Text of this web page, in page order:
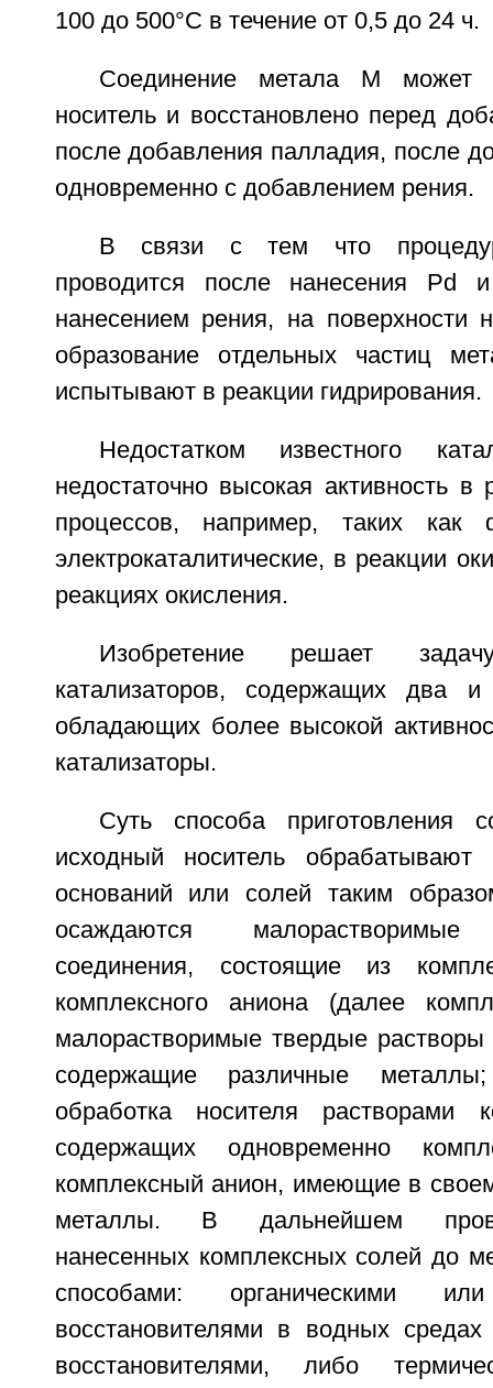
100 до 500°С в течение от 0,5 до 24 ч.
Соединение метала М может
носитель и восстановлено перед
после добавления палладия, после
одновременно с добавлением рения.
В связи с тем что
проводится после нанесения Pd
нанесением рения, на поверхности
образование отдельных частиц
испытывают в реакции гидрирования.
Недостатком известного
недостаточно высокая активность в
процессов, например, таких как
электрокаталитические, в реакции
реакциях окисления.
Изобретение решает
катализаторов, содержащих два
обладающих более высокой
катализаторы.
Суть способа приготовления
исходный носитель обрабатывают
оснований или солей таким
осаждаются малорастворимые
соединения, состоящие из
комплексного аниона (далее
малорастворимые твердые
содержащие различные
обработка носителя растворами
содержащих одновременно
комплексный анион, имеющие в
металлы. В дальнейшем
нанесенных комплексных солей до
способами: органическими или
восстановителями в водных
восстановителями, либо